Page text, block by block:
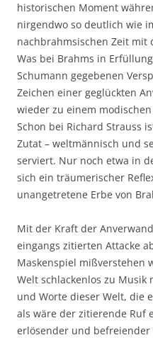
historischen Moment
nirgendwo so deutlich wie
nachbrahmsischen Zeit mit
Was bei Brahms in
Schumann gegebenen
Zeichen einer geglückten
wieder zu einem
Schon bei Richard Strauss
Zutat – weltmännisch und
serviert. Nur noch etwa in
sich ein träumerischer
unangetretene Erbe von
Mit der Kraft der
eingangs zitierten Attacke
Maskenspiel mißverstehen
Welt schlackenlos zu Musik
und Worte dieser Welt, die
als wäre der zitierende Ruf
erlösender und befreiender